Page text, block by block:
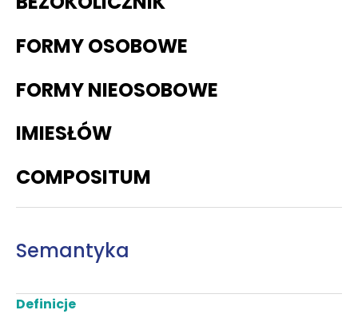
FORMY OSOBOWE
FORMY NIEOSOBOWE
IMIESŁÓW
COMPOSITUM
Semantyka
Definicje